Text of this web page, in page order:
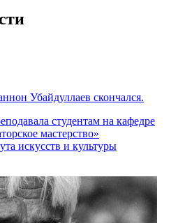
Убайдуллаев скончался.
студентам на кафедре
мастерство»
искусств и культуры